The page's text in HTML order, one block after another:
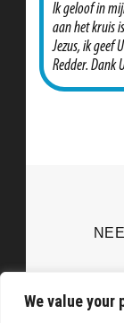
We value your
Ik geloof in
aan het kruis
Jezus, ik geef
Redder. Dank